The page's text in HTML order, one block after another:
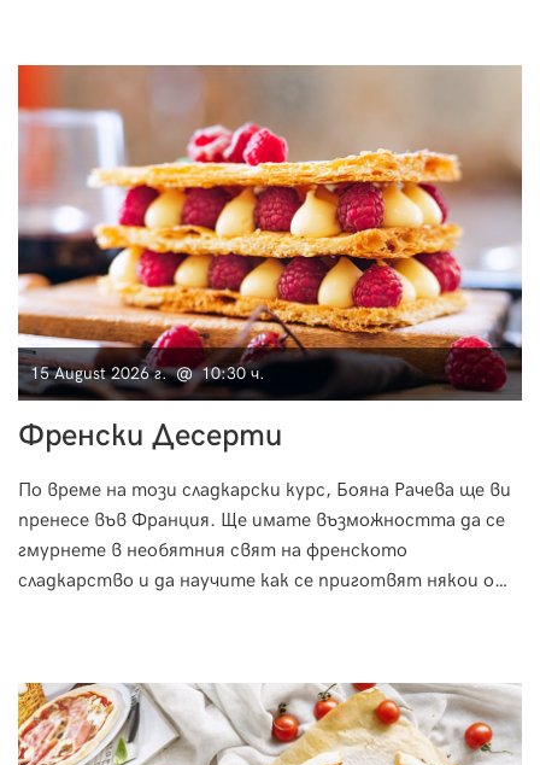
15 August 2026 г. @ 10:30 ч.
Френски Десерти
По време на този сладкарски курс, Бояна Рачева ще ви
пренесе във Франция. Ще имате възможността да се
гмурнете в необятния свят на френското
сладкарство и да научите как се приготвят някои от